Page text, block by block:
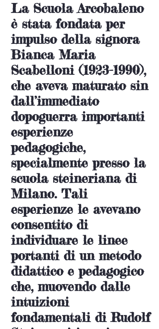
La Scuola Arcobaleno
è stata fondata per
impulso della signora
Bianca Maria
Scabelloni(1923-1990),
che aveva maturato sin
dall’immediato
dopoguerra importanti
esperienze
pedagogiche,
specialmente presso la
scuola steineriana di
Milano. Tali
esperienze le avevano
consentito di
individuare le linee
portanti di un metodo
didattico e pedagogico
che, muovendo dalle
intuizioni
fondamentali di Rudolf